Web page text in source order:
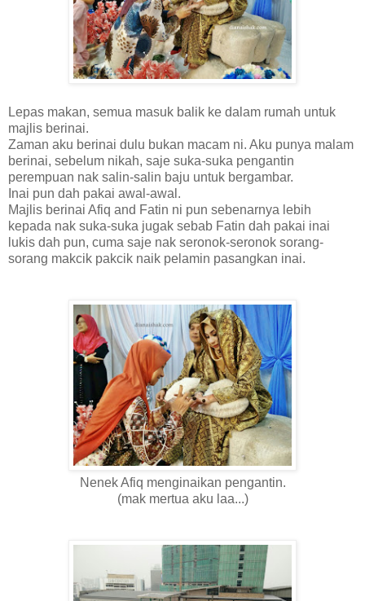
Lepas makan, semua masuk balik ke dalam rumah untuk
majlis berinai.
Zaman aku berinai dulu bukan macam ni. Aku punya malam
berinai, sebelum nikah, saje suka-suka pengantin
perempuan nak salin-salin baju untuk bergambar.
Inai pun dah pakai awal-awal.
Majlis berinai Afiq and Fatin ni pun sebenarnya lebih
kepada nak suka-suka jugak sebab Fatin dah pakai inai
lukis dah pun, cuma saje nak seronok-seronok sorang-
sorang makcik pakcik naik pelamin pasangkan inai.
Nenek Afiq menginaikan pengantin.
(mak mertua aku laa...)